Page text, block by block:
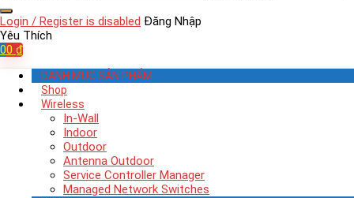
Login / Register is disabled Đăng Nhập
Yêu Thích
00 ₫
DANH MỤC SẢN PHẨM
Shop
Wireless
In-Wall
Indoor
Outdoor
Antenna Outdoor
Service Controller Manager
Managed Network Switches